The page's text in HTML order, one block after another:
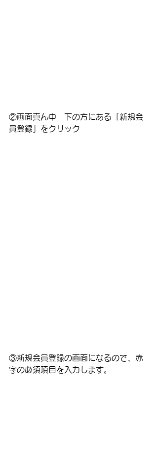
②画面真ん中　下の方にある「新規会
員登録」をクリック
③新規会員登録の画面になるので、赤
字の必須項目を入力します。